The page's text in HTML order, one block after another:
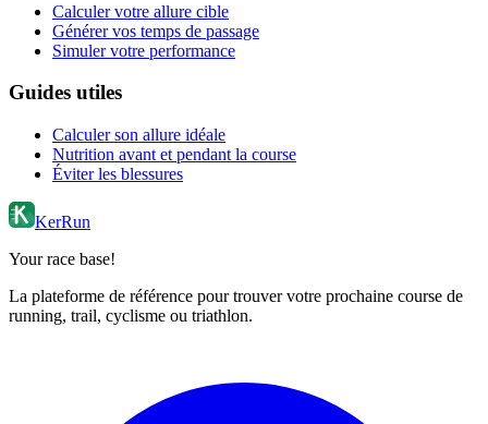
Calculer votre allure cible
Générer vos temps de passage
Simuler votre performance
Guides utiles
Calculer son allure idéale
Nutrition avant et pendant la course
Éviter les blessures
KerRun
Your race base!
La plateforme de référence pour trouver votre prochaine course de
running, trail, cyclisme ou triathlon.